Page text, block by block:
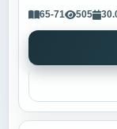
65-71 505